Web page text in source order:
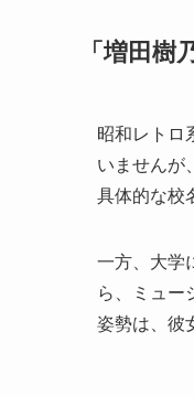
「増田樹
昭和レトロ
いませんが
具体的な校
一方、大学
ら、ミュー
姿勢は、彼